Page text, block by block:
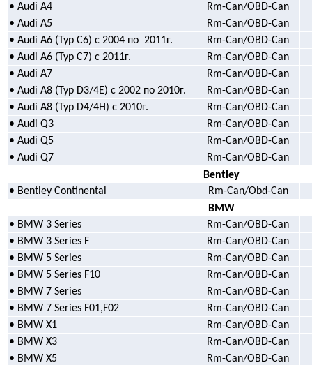
• Audi A4
Rm-Can/OBD-Can
• Audi A5
Rm-Can/OBD-Can
• Audi A6 (Typ С6) с 2004 по 2011г.
Rm-Can/OBD-Can
• Audi A6 (Typ C7) c 2011г.
Rm-Can/OBD-Can
• Audi A7
Rm-Can/OBD-Can
• Audi A8 (Typ D3/4E) с 2002 по 2010г.
Rm-Can/OBD-Can
• Audi A8 (Typ D4/4H) c 2010г.
Rm-Can/OBD-Can
• Audi Q3
Rm-Can/OBD-Can
• Audi Q5
Rm-Can/OBD-Can
• Audi Q7
Rm-Can/OBD-Can
Bentley
• Bentley Continental
Rm-Can/Obd-Can
BMW
• BMW 3 Series
Rm-Can/OBD-Can
• BMW 3 Series F
Rm-Can/OBD-Can
• BMW 5 Series
Rm-Can/OBD-Can
• BMW 5 Series F10
Rm-Can/OBD-Can
• BMW 7 Series
Rm-Can/OBD-Can
• BMW 7 Series F01,F02
Rm-Can/OBD-Can
• BMW X1
Rm-Can/OBD-Can
• BMW X3
Rm-Can/OBD-Can
• BMW X5
Rm-Can/OBD-Can